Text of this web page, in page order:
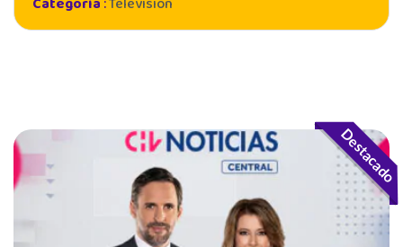
Categoría:Televisión
Destacado